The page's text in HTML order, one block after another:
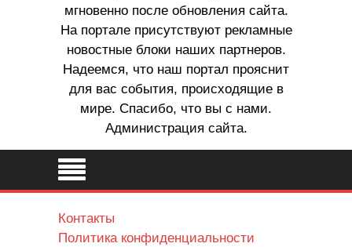
мгновенно после обновления сайта.
На портале присутствуют рекламные
новостные блоки наших партнеров.
Надеемся, что наш портал прояснит
для вас события, происходящие в
мире. Спасибо, что вы с нами.
Администрация сайта.
Контакты
Политика конфиденциальности